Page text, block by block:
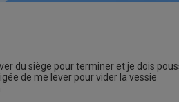
du siège pour terminer et je dois
de me lever pour vider la vessie